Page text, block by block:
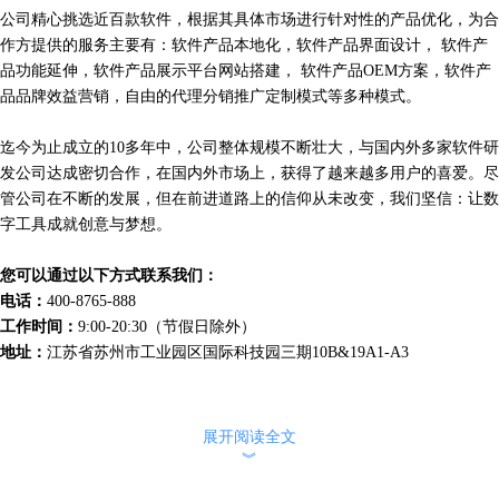
公司精心挑选近百款软件，根据其具体市场进行针对性的产品优化，为合
作方提供的服务主要有：软件产品本地化，软件产品界面设计， 软件产
品功能延伸，软件产品展示平台网站搭建， 软件产品OEM方案，软件产
品品牌效益营销，自由的代理分销推广定制模式等多种模式。
迄今为止成立的10多年中，公司整体规模不断壮大，与国内外多家软件研
发公司达成密切合作，在国内外市场上，获得了越来越多用户的喜爱。尽
管公司在不断的发展，但在前进道路上的信仰从未改变，我们坚信：让数
字工具成就创意与梦想。
您可以通过以下方式联系我们：
电话： 400-8765-888
工作时间： 9:00-20:30（节假日除外）
地址： 江苏省苏州市工业园区国际科技园三期10B&19A1-A3
展开阅读全文
︾